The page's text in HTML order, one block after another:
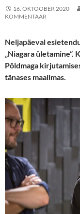
16. OKTOOBER 2020
KOMMENTAAR
Neljapäeval
„Niagara ületamine”.
Põldmaga
tänases maailmas.